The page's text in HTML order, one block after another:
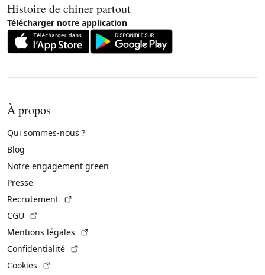
Histoire de chiner partout
Télécharger notre application
À propos
Qui sommes-nous ?
Blog
Notre engagement green
Presse
Recrutement
CGU
Mentions légales
Confidentialité
Cookies